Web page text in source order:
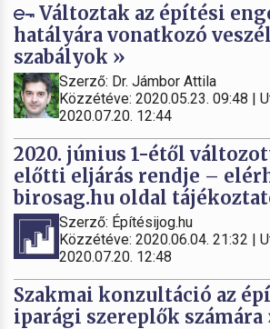
Változtak az építési
hatályára vonatkozó
szabályok »
Szerző: Dr. Jámbor Attila
Közzétéve: 2020.05.23. 09:48 |
2020.07.20. 12:44
2020. június 1-étől
előtti eljárás rendje –
birosag.hu oldal
Szerző: Építésijog.hu
Közzétéve: 2020.06.04. 21:32 |
2020.07.20. 12:48
Szakmai konzultáció az
iparági szereplők számára